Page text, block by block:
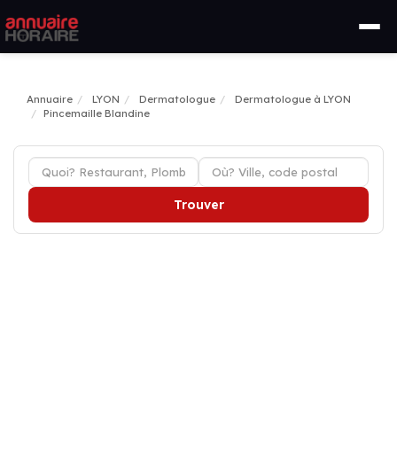
Annuaire LYON Dermatologue
Dermatologue à LYON
Pincemaille Blandine
Trouver